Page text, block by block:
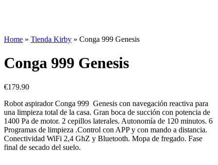
Home » Tienda Kirby » Conga 999 Genesis
Conga 999 Genesis
€179.90
Robot aspirador Conga 999 Genesis con navegación reactiva para
una limpieza total de la casa. Gran boca de succión con potencia de
1400 Pa de motor. 2 cepillos laterales. Autonomía de 120 minutos. 6
Programas de limpieza .Control con APP y con mando a distancia.
Conectividad WiFi 2,4 GhZ y Bluetooth. Mopa de fregado. Fase
final de secado del suelo.